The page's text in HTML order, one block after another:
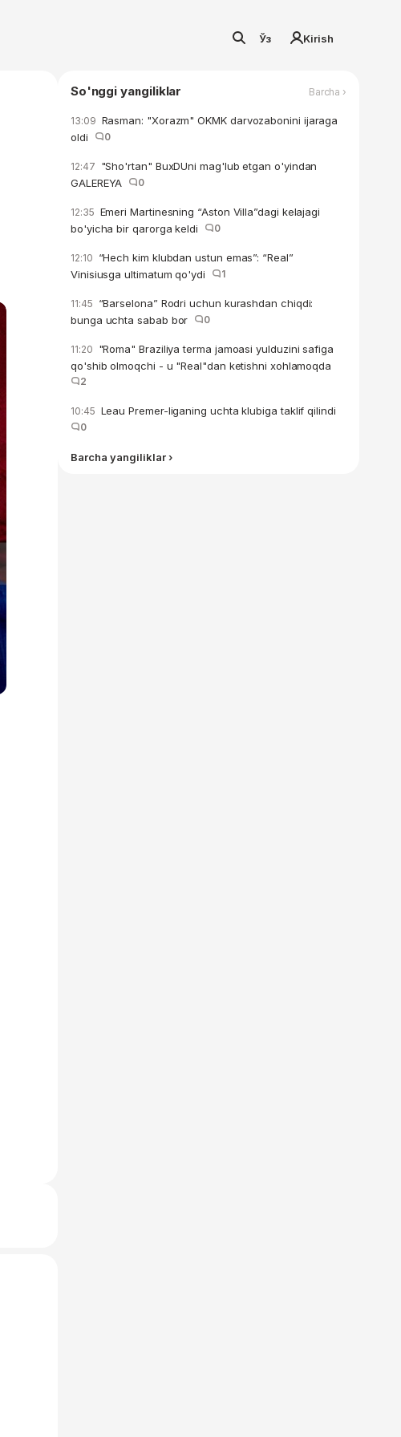
Ўз Kirish
So'nggi yangiliklar Barcha ›
13:09 Rasman: "Xorazm" OKMK darvozabonini ijaraga
oldi
0
12:47 "Sho'rtan" BuxDUni mag'lub etgan o'yindan
GALEREYA
0
12:35 Emeri Martinesning “Aston Villa”dagi kelajagi
bo'yicha bir qarorga keldi
0
12:10 “Hech kim klubdan ustun emas”: “Real”
Vinisiusga ultimatum qo'ydi
1
11:45 “Barselona” Rodri uchun kurashdan chiqdi:
bunga uchta sabab bor
0
11:20 "Roma" Braziliya terma jamoasi yulduzini safiga
qo'shib olmoqchi - u "Real"dan ketishni xohlamoqda
2
10:45 Leau Premer-liganing uchta klubiga taklif qilindi
0
Barcha yangiliklar ›